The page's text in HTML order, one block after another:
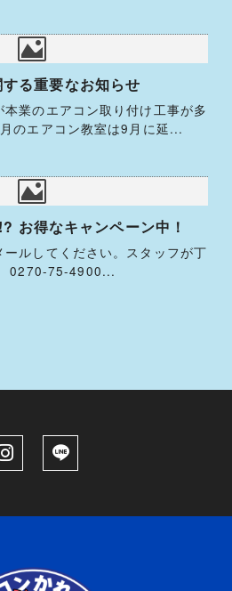
る重要なお知らせ
業のエアコン取り付け工事が多
のエアコン教室は9月に延...
お得なキャンペーン中！
ルしてください。スタッフが丁
0270-75-4900...